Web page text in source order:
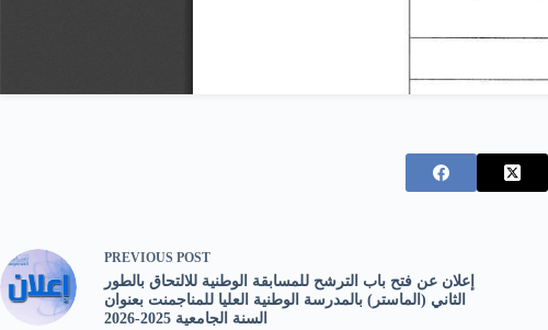
PREVIOUS POST
إعلان عن فتح باب الترشح للمسابقة الوطنية للالتحاق بالطور
الثاني (الماستر) بالمدرسة الوطنية العليا للمناجمنت بعنوان
السنة الجامعية 2025-2026